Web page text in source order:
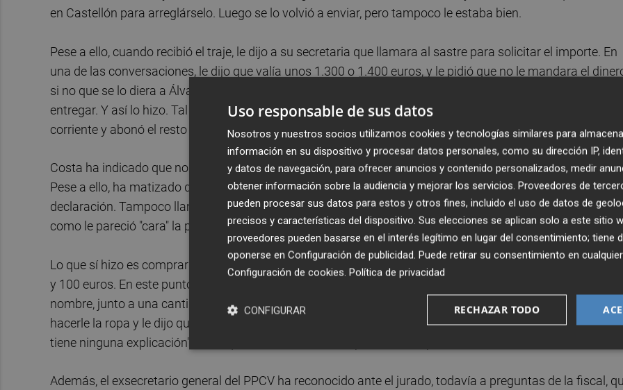
en Castellón para arreglárselo. Luego se lo volvió a enviar, pero tampoco le estaba bien.
Pese a ello, cuando recibió el traje, le dijo a su secretaria que llamara al sastre para solicitar el importe. En
una de las conversaciones, le dijo que valía unos 1.300 o 1.400 euros, y le pidió que no le mandara el
si no que se lo diera a Álvaro Pérez porque había hablado con él e iba a ir a Madrid, con lo que se lo podía
entregar. Y así lo hizo. Tal y como ha explicado, autorizó a su secretaria para sacar 1.000 euros de su
corriente y abonó el resto con dinero que tenía en efectivo. "Y ahí acabó todo", ha dicho.
Costa ha indicado que no pidió ningún recibo del traje, aunque sí una factura que nunca le llegaron a
Pese a ello, ha matizado que no la volvió a requerir porque no le servía para desgravarse ni para su
declaración. Tampoco llamó al sastre para comprobar que Pérez le había realizado el pago del traje.
como le pareció "cara" la prenda, no volvió a hacerse ninguna más, ha añadido.
Lo que sí hizo es comprar una corbata y unos vaqueros en la tienda Forever Young que le costaron entre 80
y 100 euros. En este punto, preguntado por el motivo por el que hay hojas de encargo en las que figura su
nombre, junto a una cantidad de 4.925 euros, ha señalado que éstas se las llevó a la persona que solía
hacerle la ropa y le dijo que las medidas descritas no correspondían a las suyas. También ha dicho que
tiene ninguna explicación" sobre que le remitieran a Crespo tickets de prendas con su nombre.
Además, el exsecretario general del PPCV ha reconocido ante el jurado, todavía a preguntas de la fiscal,
Uso responsable de sus datos
Nosotros y nuestros socios utilizamos cookies y tecnologías similares para
información en su dispositivo y procesar datos personales, como su dirección IP,
y datos de navegación, para ofrecer anuncios y contenido personalizados, medir
obtener información sobre la audiencia y mejorar los servicios. Proveedores de
pueden procesar sus datos para estos y otros fines, incluido el uso de datos de
precisos y características del dispositivo. Sus elecciones se aplican solo a este sitio
proveedores pueden basarse en el interés legítimo en lugar del consentimiento; tiene
oponerse en Configuración de publicidad. Puede retirar su consentimiento en
Configuración de cookies. Política de privacidad
RECHAZAR TODO
CONFIGURAR